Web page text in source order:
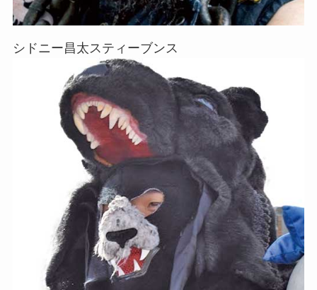
シドニー昌太スティーブンス